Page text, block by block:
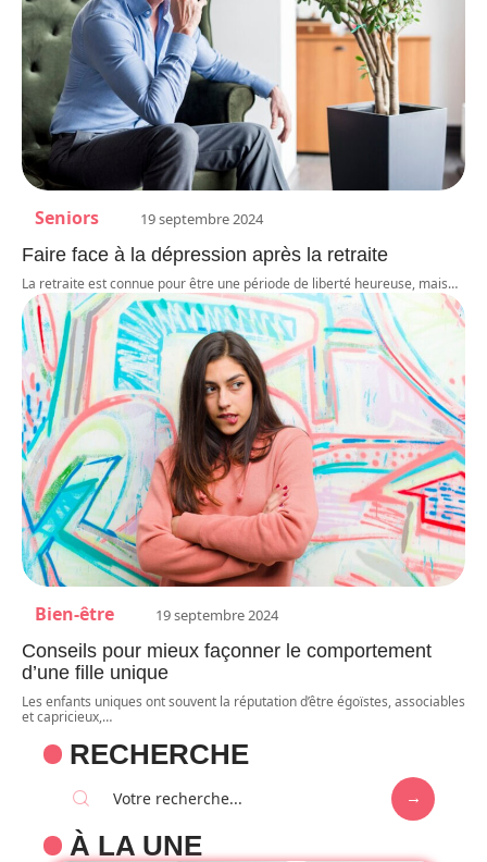
Seniors 19 septembre 2024
Faire face à la dépression après la retraite
La retraite est connue pour être une période de liberté heureuse, mais…
Bien-être 19 septembre 2024
Conseils pour mieux façonner le comportement
d’une fille unique
Les enfants uniques ont souvent la réputation d’être égoïstes, associables
et capricieux,…
RECHERCHE
À LA UNE